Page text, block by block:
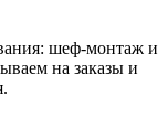
шеф-монтаж и
на заказы и